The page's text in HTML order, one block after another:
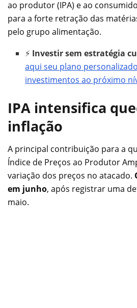
ao produtor (IPA) e ao
para a forte retração das
pelo grupo alimentação.
⚡ Investir sem estratégia
aqui seu plano
investimentos ao próximo
IPA intensifica
inflação
A principal contribuição para a
Índice de Preços ao Produtor
variação dos preços no atacado.
em junho, após registrar uma
maio.